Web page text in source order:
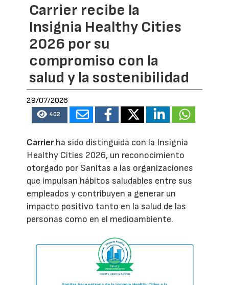
Carrier recibe la
Insignia Healthy Cities
2026 por su
compromiso con la
salud y la sostenibilidad
29/07/2026
402
Carrierha sido distinguida con la Insignia
Healthy Cities 2026, un reconocimiento
otorgado por Sanitas a las organizaciones
que impulsan hábitos saludables entre sus
empleados y contribuyen a generar un
impacto positivo tanto en la salud de las
personas como en el medioambiente.